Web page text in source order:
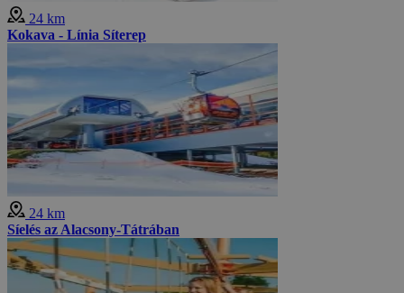
24 km
Kokava - Línia Síterep
24 km
Síelés az Alacsony-Tátrában